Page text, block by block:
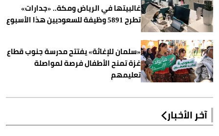
غالبيتها في الرياض ومكة.. «جدارات»
تطرح 5891 وظيفة للسعوديين هذا الأسبوع
«سلمان للإغاثة» يفتتح مدرسة جنوب قطاع
غزة تمنح الأطفال فرصة لمواصلة
تعليمهم
آخر الأخبار